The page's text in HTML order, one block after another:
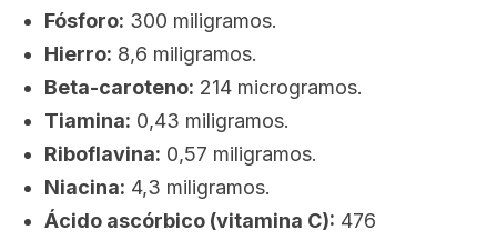
Fósforo: 300 miligramos.
Hierro: 8,6 miligramos.
Beta-caroteno: 214 microgramos.
Tiamina: 0,43 miligramos.
Riboflavina: 0,57 miligramos.
Niacina: 4,3 miligramos.
Ácido ascórbico (vitamina C): 476